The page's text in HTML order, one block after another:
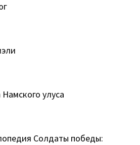
улуса
Солдаты победы: